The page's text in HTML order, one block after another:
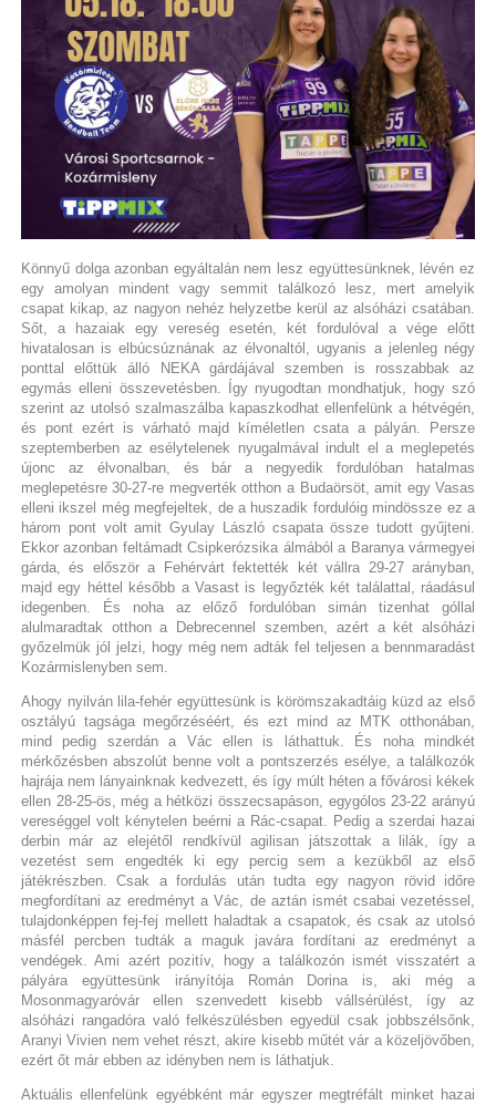
Könnyű dolga azonban egyáltalán nem lesz együttesünknek, lévén ez
egy amolyan mindent vagy semmit találkozó lesz, mert amelyik
csapat kikap, az nagyon nehéz helyzetbe kerül az alsóházi csatában.
Sőt, a hazaiak egy vereség esetén, két fordulóval a vége előtt
hivatalosan is elbúcsúznának az élvonaltól, ugyanis a jelenleg négy
ponttal előttük álló NEKA gárdájával szemben is rosszabbak az
egymás elleni összevetésben. Így nyugodtan mondhatjuk, hogy szó
szerint az utolsó szalmaszálba kapaszkodhat ellenfelünk a hétvégén,
és pont ezért is várható majd kíméletlen csata a pályán. Persze
szeptemberben az esélytelenek nyugalmával indult el a meglepetés
újonc az élvonalban, és bár a negyedik fordulóban hatalmas
meglepetésre 30-27-re megverték otthon a Budaörsöt, amit egy Vasas
elleni ikszel még megfejeltek, de a huszadik fordulóig mindössze ez a
három pont volt amit Gyulay László csapata össze tudott gyűjteni.
Ekkor azonban feltámadt Csipkerózsika álmából a Baranya vármegyei
gárda, és először a Fehérvárt fektették két vállra 29-27 arányban,
majd egy héttel később a Vasast is legyőzték két találattal, ráadásul
idegenben. És noha az előző fordulóban simán tizenhat góllal
alulmaradtak otthon a Debrecennel szemben, azért a két alsóházi
győzelmük jól jelzi, hogy még nem adták fel teljesen a bennmaradást
Kozármislenyben sem.
Ahogy nyilván lila-fehér együttesünk is körömszakadtáig küzd az első
osztályú tagsága megőrzéséért, és ezt mind az MTK otthonában,
mind pedig szerdán a Vác ellen is láthattuk. És noha mindkét
mérkőzésben abszolút benne volt a pontszerzés esélye, a találkozók
hajrája nem lányainknak kedvezett, és így múlt héten a fővárosi kékek
ellen 28-25-ös, még a hétközi összecsapáson, egygólos 23-22 arányú
vereséggel volt kénytelen beérni a Rác-csapat. Pedig a szerdai hazai
derbin már az elejétől rendkívül agilisan játszottak a lilák, így a
vezetést sem engedték ki egy percig sem a kezükből az első
játékrészben. Csak a fordulás után tudta egy nagyon rövid időre
megfordítani az eredményt a Vác, de aztán ismét csabai vezetéssel,
tulajdonképpen fej-fej mellett haladtak a csapatok, és csak az utolsó
másfél percben tudták a maguk javára fordítani az eredményt a
vendégek. Ami azért pozitív, hogy a találkozón ismét visszatért a
pályára együttesünk irányítója Román Dorina is, aki még a
Mosonmagyaróvár ellen szenvedett kisebb vállsérülést, így az
alsóházi rangadóra való felkészülésben egyedül csak jobbszélsőnk,
Aranyi Vivien nem vehet részt, akire kisebb műtét vár a közeljövőben,
ezért őt már ebben az idényben nem is láthatjuk.
Aktuális ellenfelünk egyébként már egyszer megtréfált minket hazai